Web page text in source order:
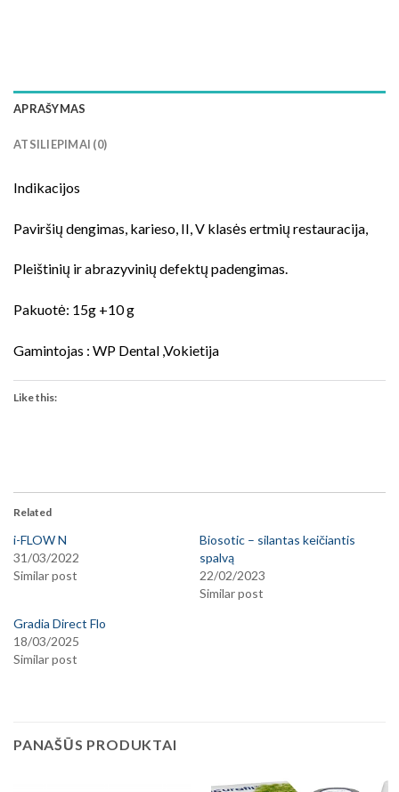
APRAŠYMAS
ATSILIEPIMAI (0)
Indikacijos
Paviršių dengimas, karieso, II, V klasės ertmių restauracija,
Pleištinių ir abrazyvinių defektų padengimas.
Pakuotė: 15g +10 g
Gamintojas : WP Dental ,Vokietija
Like this:
Related
i-FLOW N
31/03/2022
Similar post
Biosotic – silantas keičiantis
spalvą
22/02/2023
Similar post
Gradia Direct Flo
18/03/2025
Similar post
PANAŠŪS PRODUKTAI